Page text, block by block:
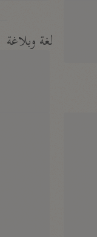
لغة وبلاغة